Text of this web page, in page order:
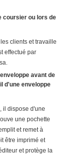
coursier ou lors de
clients et travaille
effectué par
avant de
d'une enveloppe
il dispose d'une
une pochette
et remet à
être imprimé et
et protège la